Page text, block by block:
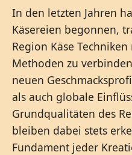
In den letzten Jahren
Käsereien begonnen,
Region Käse
Methoden zu
neuen
als auch globale
Grundqualitäten des
bleiben dabei stets
Fundament jeder